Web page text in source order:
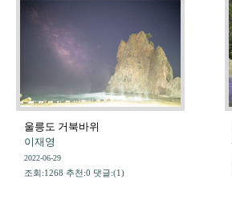
울릉도 거북바위
이재영
2022-06-29
조회:1268 추천:0 댓글:(1)